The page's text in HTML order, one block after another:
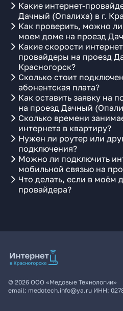
Какие интернет-
Дачный (Опалиха) в г.
Как проверить, можно
моем доме на проезд
Какие скорости
провайдеры на проезд
Красногорск?
Сколько стоит
абонентская плата?
Как оставить заявку на
на проезд Дачный
Сколько времени
интернета в квартиру?
Нужен ли роутер или
подключения?
Можно ли подключить
мобильной связью на
Что делать, если в моём
провайдера?
© 2026 ООО «Медовые Технологии»
email: medotech.info@ya.ru ИНН: